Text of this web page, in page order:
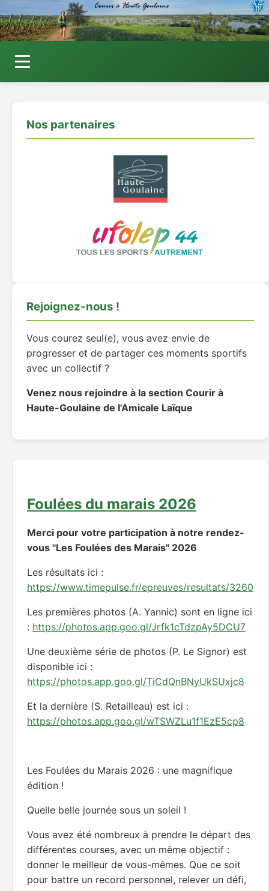
Foulées du marais 2026
Merci pour votre participation à notre rendez-
vous "Les Foulées des Marais" 2026
Les résultats ici :
https://www.timepulse.fr/epreuves/resultats/3260
Les premières photos (A. Yannic) sont en ligne ici
: https://photos.app.goo.gl/Jrfk1cTdzpAy5DCU7
Une deuxième série de photos (P. Le Signor) est
disponible ici :
https://photos.app.goo.gl/TiCdQnBNyUkSUxjc8
Et la dernière (S. Retailleau) est ici :
https://photos.app.goo.gl/wTSWZLu1f1EzE5cp8
Les Foulées du Marais 2026 : une magnifique
édition !
Quelle belle journée sous un soleil !
Vous avez été nombreux à prendre le départ des
différentes courses, avec un même objectif :
donner le meilleur de vous-mêmes. Que ce soit
pour battre un record personnel, relever un défi,
Nos partenaires
Rejoignez-nous !
Vous courez seul(e), vous avez envie de
progresser et de partager ces moments sportifs
avec un collectif ?
Venez nous rejoindre à la section Courir à
Haute-Goulaine de l'Amicale Laïque